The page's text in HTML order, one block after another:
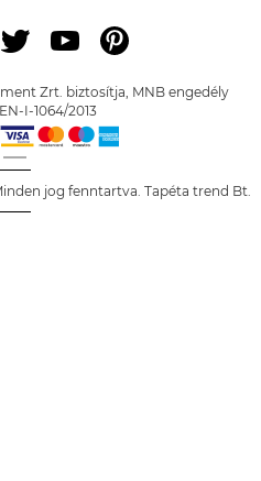
Zrt. biztosítja, MNB engedély
I-1064/2013
jog fenntartva. Tapéta trend Bt.